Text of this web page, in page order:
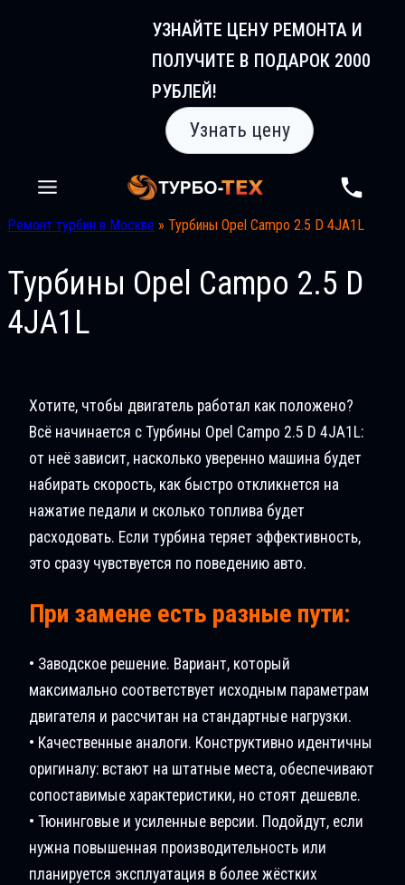
УЗНАЙТЕ ЦЕНУ РЕМОНТА И
ПОЛУЧИТЕ В ПОДАРОК 2000
РУБЛЕЙ!
Узнать цену
Ремонт турбин в Москве » Турбины Opel Campo 2.5 D 4JA1L
Турбины Opel Campo 2.5 D
4JA1L
Хотите, чтобы двигатель работал как положено?
Всё начинается с Турбины Opel Campo 2.5 D 4JA1L:
от неё зависит, насколько уверенно машина будет
набирать скорость, как быстро откликнется на
нажатие педали и сколько топлива будет
расходовать. Если турбина теряет эффективность,
это сразу чувствуется по поведению авто.
При замене есть разные пути:
• Заводское решение. Вариант, который
максимально соответствует исходным параметрам
двигателя и рассчитан на стандартные нагрузки.
• Качественные аналоги. Конструктивно идентичны
оригиналу: встают на штатные места, обеспечивают
сопоставимые характеристики, но стоят дешевле.
• Тюнинговые и усиленные версии. Подойдут, если
нужна повышенная производительность или
планируется эксплуатация в более жёстких